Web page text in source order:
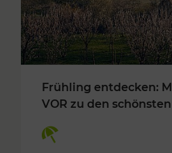
Frühling entdecken:
VOR zu den